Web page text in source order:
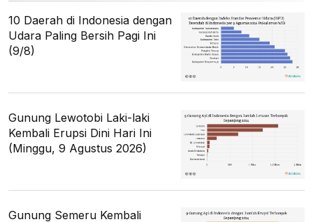
10 Daerah di Indonesia dengan
Udara Paling Bersih Pagi Ini
(9/8)
Gunung Lewotobi Laki-laki
Kembali Erupsi Dini Hari Ini
(Minggu, 9 Agustus 2026)
Gunung Semeru Kembali